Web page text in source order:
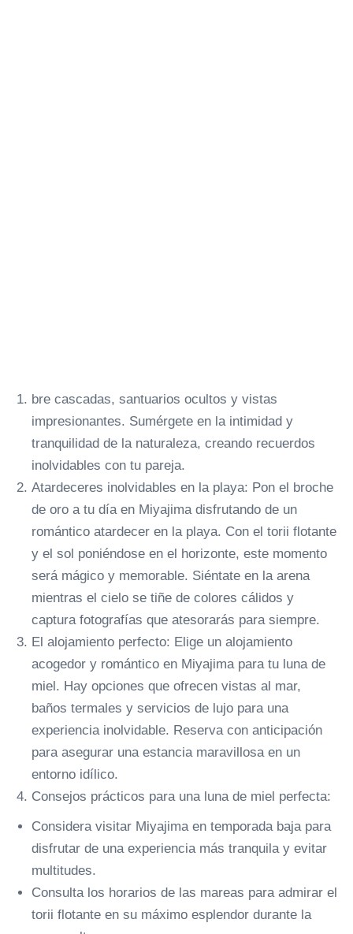
bre cascadas, santuarios ocultos y vistas
impresionantes. Sumérgete en la intimidad y
tranquilidad de la naturaleza, creando recuerdos
inolvidables con tu pareja.
Atardeceres inolvidables en la playa: Pon el broche
de oro a tu día en Miyajima disfrutando de un
romántico atardecer en la playa. Con el torii flotante
y el sol poniéndose en el horizonte, este momento
será mágico y memorable. Siéntate en la arena
mientras el cielo se tiñe de colores cálidos y
captura fotografías que atesorarás para siempre.
El alojamiento perfecto: Elige un alojamiento
acogedor y romántico en Miyajima para tu luna de
miel. Hay opciones que ofrecen vistas al mar,
baños termales y servicios de lujo para una
experiencia inolvidable. Reserva con anticipación
para asegurar una estancia maravillosa en un
entorno idílico.
Consejos prácticos para una luna de miel perfecta:
Considera visitar Miyajima en temporada baja para
disfrutar de una experiencia más tranquila y evitar
multitudes.
Consulta los horarios de las mareas para admirar el
torii flotante en su máximo esplendor durante la